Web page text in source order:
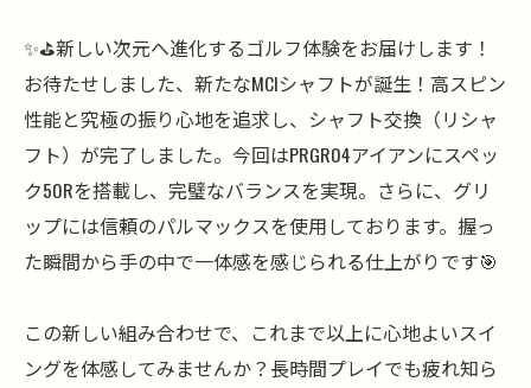
✨⛳️新しい次元へ進化するゴルフ体験をお届けします！
お待たせしました、新たなMCIシャフトが誕生！高スピン
性能と究極の振り心地を追求し、シャフト交換（リシャ
フト）が完了しました。今回はPRGR04アイアンにスペッ
ク50Rを搭載し、完璧なバランスを実現。さらに、グリ
ップには信頼のパルマックスを使用しております。握っ
た瞬間から手の中で一体感を感じられる仕上がりです🎯
この新しい組み合わせで、これまで以上に心地よいスイ
ングを体感してみませんか？長時間プレイでも疲れ知ら